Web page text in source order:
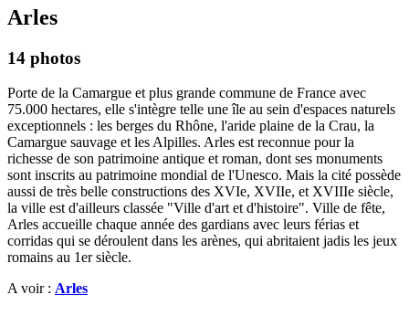
Arles
14 photos
Porte de la Camargue et plus grande commune de France avec
75.000 hectares, elle s'intègre telle une île au sein d'espaces naturels
exceptionnels : les berges du Rhône, l'aride plaine de la Crau, la
Camargue sauvage et les Alpilles. Arles est reconnue pour la
richesse de son patrimoine antique et roman, dont ses monuments
sont inscrits au patrimoine mondial de l'Unesco. Mais la cité possède
aussi de très belle constructions des XVIe, XVIIe, et XVIIIe siècle,
la ville est d'ailleurs classée "Ville d'art et d'histoire". Ville de fête,
Arles accueille chaque année des gardians avec leurs férias et
corridas qui se déroulent dans les arènes, qui abritaient jadis les jeux
romains au 1er siècle.
A voir : Arles